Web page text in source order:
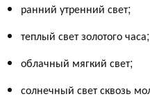
ранний утренний свет;
теплый свет золотого часа;
облачный мягкий свет;
солнечный свет сквозь